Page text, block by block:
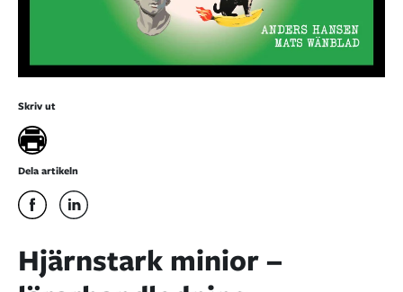
Skriv ut
Dela artikeln
Hjärnstark minior –